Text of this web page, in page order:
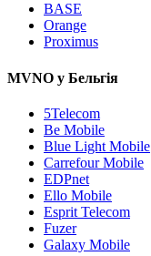
BASE
Orange
Proximus
MVNO у Бельгія
5Telecom
Be Mobile
Blue Light Mobile
Carrefour Mobile
EDPnet
Ello Mobile
Esprit Telecom
Fuzer
Galaxy Mobile